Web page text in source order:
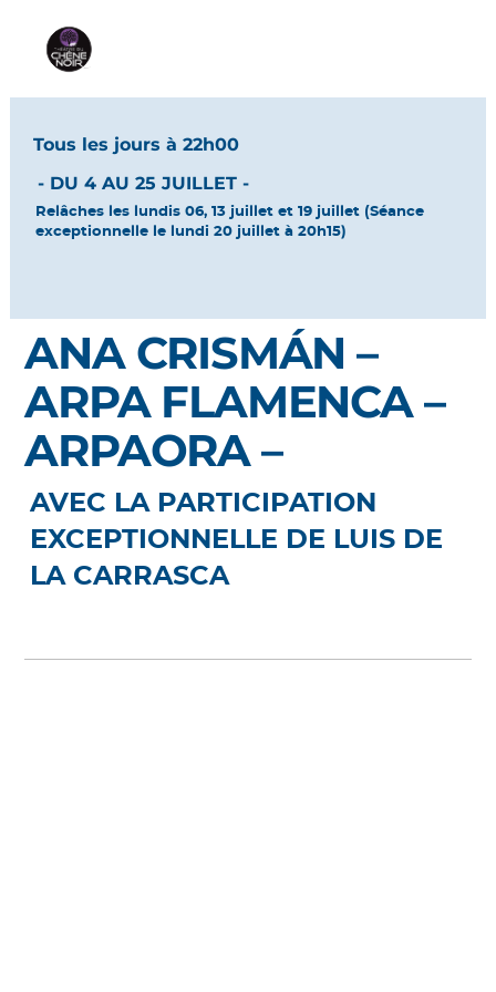
Tous les jours à 22h00
- DU 4 AU 25 JUILLET -
Relâches les lundis 06, 13 juillet et 19 juillet (Séance
exceptionnelle le lundi 20 juillet à 20h15)
ANA CRISMÁN –
ARPA FLAMENCA –
ARPAORA –
AVEC LA PARTICIPATION
EXCEPTIONNELLE DE LUIS DE
LA CARRASCA